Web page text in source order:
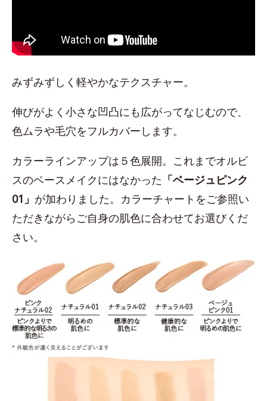
みずみずしく軽やかなテクスチャー。
伸びがよく小さな凹凸にも広がってなじむので、
色ムラや毛穴をフルカバーします。
カラーラインアップは５色展開。これまでオルビ
スのベースメイクにはなかった 「ベージュピンク
01」 が加わりました。カラーチャートをご参照い
ただきながらご自身の肌色に合わせてお選びくだ
さい。